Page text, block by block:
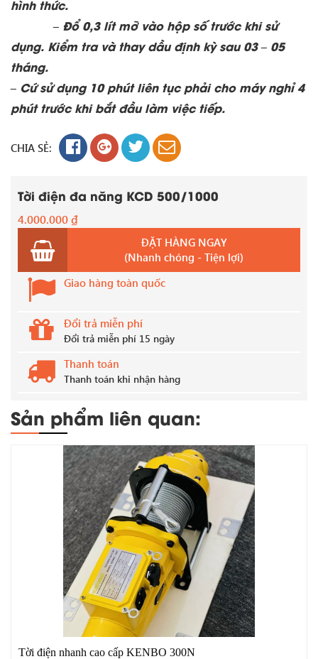
hình thức.
– Đổ 0,3 lít mỡ vào hộp số trước khi sử
dụng. Kiểm tra và thay dầu định kỳ sau 03 – 05
tháng.
– Cứ sử dụng 10 phút liên tục phải cho máy nghỉ 4
phút trước khi bắt đầu làm việc tiếp.
CHIA SẺ:
Tời điện đa năng KCD 500/1000
4.000.000₫
ĐẶT HÀNG NGAY
(Nhanh chóng - Tiện lợi)
Giao hàng toàn quốc
Đổi trả miễn phí
Đổi trả miễn phí 15 ngày
Thanh toán
Thanh toán khi nhận hàng
Sản phẩm liên quan:
Tời điện nhanh cao cấp KENBO 300N